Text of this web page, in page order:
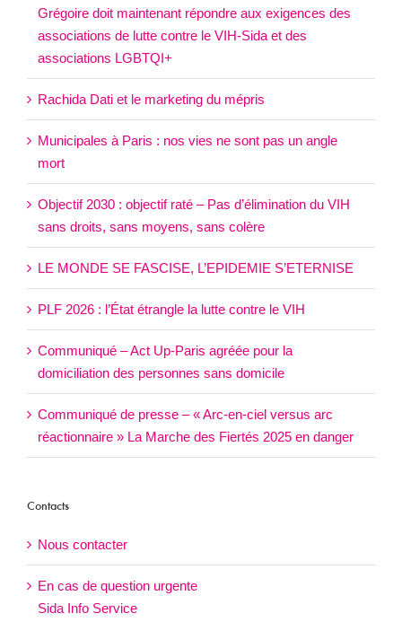
Grégoire doit maintenant répondre aux exigences des
associations de lutte contre le VIH-Sida et des
associations LGBTQI+
Rachida Dati et le marketing du mépris
Municipales à Paris : nos vies ne sont pas un angle
mort
Objectif 2030 : objectif raté – Pas d’élimination du VIH
sans droits, sans moyens, sans colère
LE MONDE SE FASCISE, L’EPIDEMIE S’ETERNISE
PLF 2026 : l’État étrangle la lutte contre le VIH
Communiqué – Act Up-Paris agréée pour la
domiciliation des personnes sans domicile
Communiqué de presse – « Arc-en-ciel versus arc
réactionnaire » La Marche des Fiertés 2025 en danger
Contacts
Nous contacter
En cas de question urgente
Sida Info Service